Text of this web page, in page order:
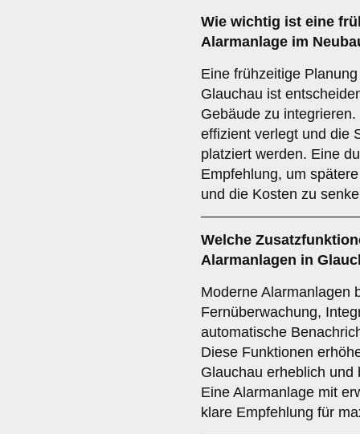
Wie wichtig ist eine
Alarmanlage im
Eine frühzeitige
Glauchau ist
Gebäude zu
effizient verlegt und die
platziert werden. Eine
Empfehlung, um
und die Kosten zu
Welche
Alarmanlagen in
Moderne Alarmanlagen
Fernüberwachung,
automatische
Diese Funktionen
Glauchau erheblich
Eine Alarmanlage mit
klare Empfehlung für